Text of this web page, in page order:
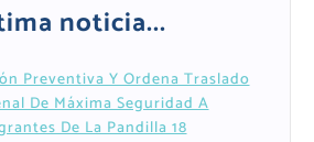
noticia...
Preventiva Y Ordena Traslado
De Máxima Seguridad A
De La Pandilla 18